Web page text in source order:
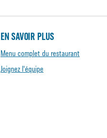
EN SAVOIR PLUS
Menu complet du restaurant
Joignez l'équipe